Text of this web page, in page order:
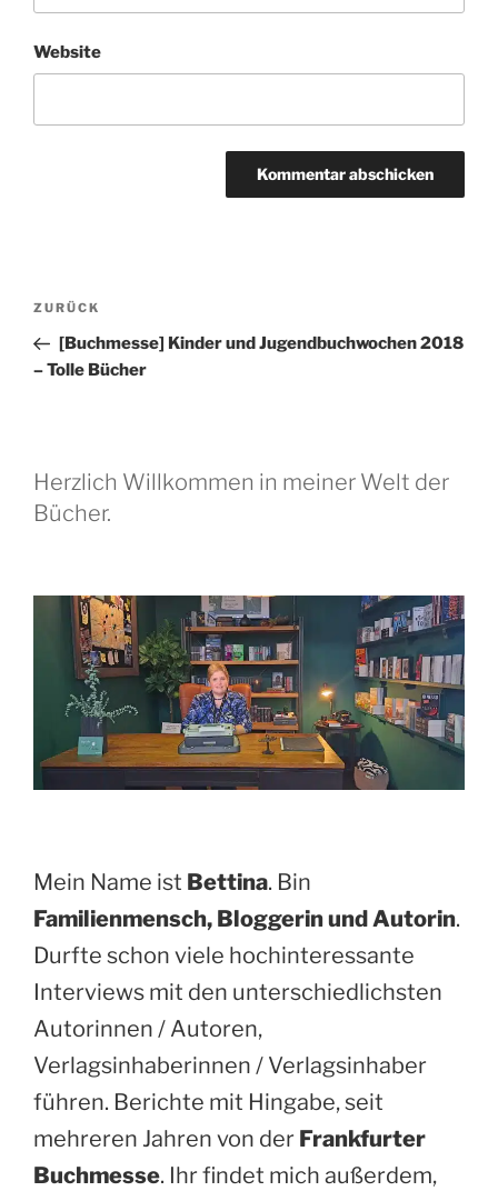
Website
Beitragsnavigation
Vorheriger
Beitrag
ZURÜCK
[Buchmesse] Kinder und Jugendbuchwochen 2018
– Tolle Bücher
Herzlich Willkommen in meiner Welt der
Bücher.
Mein Name ist Bettina. Bin
Familienmensch, Bloggerin und Autorin.
Durfte schon viele hochinteressante
Interviews mit den unterschiedlichsten
Autorinnen / Autoren,
Verlagsinhaberinnen / Verlagsinhaber
führen. Berichte mit Hingabe, seit
mehreren Jahren von der Frankfurter
Buchmesse. Ihr findet mich außerdem,